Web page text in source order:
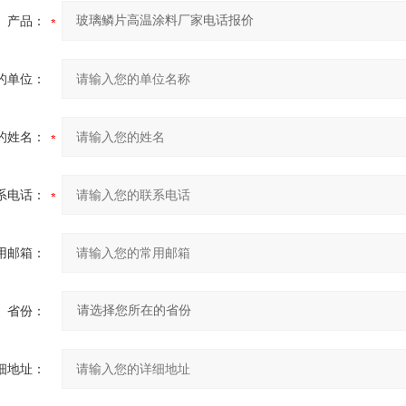
产品：
单位：
姓名：
电话：
邮箱：
省份：
地址：